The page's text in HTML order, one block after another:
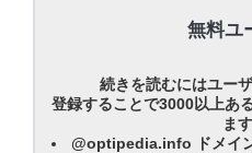
無料ユ
続きを読むにはユー
登録することで3000以上あ
ます
@optipedia.info ドメイ